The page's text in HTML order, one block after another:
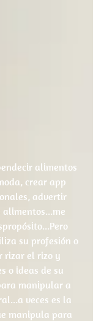
alimentos
crear app
advertir
alimentos...me
su profesión o
rizar el rizo y
o ideas de su
manipular a
veces es la
manipula para